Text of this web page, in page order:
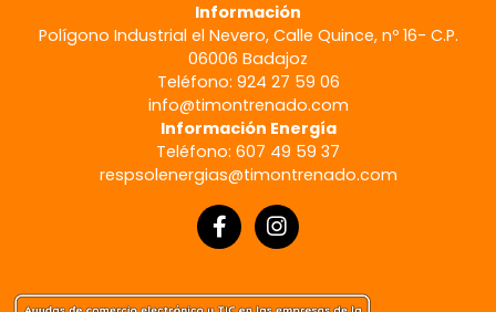
Información
Polígono Industrial el Nevero, Calle Quince, nº 16- C.P.
06006 Badajoz
Teléfono: 924 27 59 06
info@timontrenado.com
Información Energía
Teléfono: 607 49 59 37
respsolenergias@timontrenado.com